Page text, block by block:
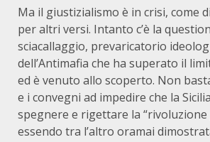
Ma il giustizialismo è in crisi, come
per altri versi. Intanto c’è la
sciacallaggio, prevaricatorio
dell’Antimafia che ha superato il
ed è venuto allo scoperto. Non
e i convegni ad impedire che la
spegnere e rigettare la “rivoluzione
essendo tra l’altro oramai